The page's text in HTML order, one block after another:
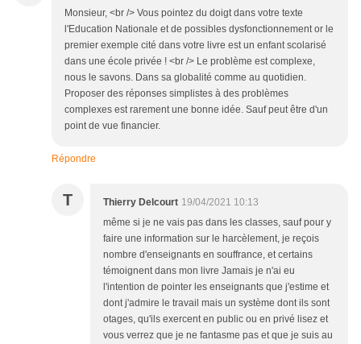
Monsieur, <br /> Vous pointez du doigt dans votre texte
l'Education Nationale et de possibles dysfonctionnement or le
premier exemple cité dans votre livre est un enfant scolarisé
dans une école privée ! <br /> Le problème est complexe,
nous le savons. Dans sa globalité comme au quotidien.
Proposer des réponses simplistes à des problèmes
complexes est rarement une bonne idée. Sauf peut être d'un
point de vue financier.
Répondre
T Thierry Delcourt 19/04/2021 10:13
même si je ne vais pas dans les classes, sauf pour y
faire une information sur le harcèlement, je reçois
nombre d'enseignants en souffrance, et certains
témoignent dans mon livre Jamais je n'ai eu
l'intention de pointer les enseignants que j'estime et
dont j'admire le travail mais un système dont ils sont
otages, qu'ils exercent en public ou en privé lisez et
vous verrez que je ne fantasme pas et que je suis au